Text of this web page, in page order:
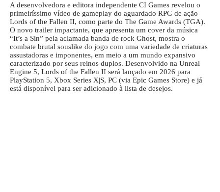
A desenvolvedora e editora independente CI Games revelou o
primeiríssimo vídeo de gameplay do aguardado RPG de ação
Lords of the Fallen II, como parte do The Game Awards (TGA).
O novo trailer impactante, que apresenta um cover da música
“It’s a Sin” pela aclamada banda de rock Ghost, mostra o
combate brutal souslike do jogo com uma variedade de criaturas
assustadoras e imponentes, em meio a um mundo expansivo
caracterizado por seus reinos duplos. Desenvolvido na Unreal
Engine 5, Lords of the Fallen II será lançado em 2026 para
PlayStation 5, Xbox Series X|S, PC (via Epic Games Store) e já
está disponível para ser adicionado à lista de desejos.